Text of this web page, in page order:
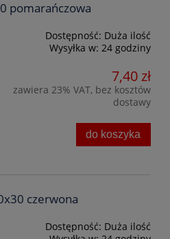
pomarańczowa
Dostępność: Duża ilość
Wysyłka w: 24 godziny
7,40 zł
zawiera 23% VAT, bez kosztów
dostawy
do koszyka
czerwona
Dostępność: Duża ilość